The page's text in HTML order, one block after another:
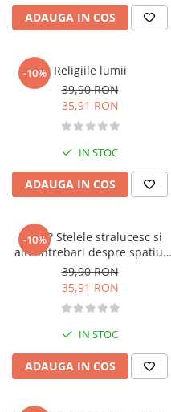
Memorii si jurnale
Moderna, contemporana
Publicistica, eseu
Romance
Science Fiction
Young adult
Filologie, Filosofie
Filologie
Filosofie
Filosofie, Stiinte
Gastronomie
Alimentatie vegetariana
Arte si tehnici culinare
Bauturi si cocktailuri
Bucatari celebri
Conservarea si pastrarea
Ghiduri de calatorie, harti
ADAUGA IN COS
-10% Religiile lumii
39,90 RON
35,91 RON
IN STOC
ADAUGA IN COS
-10%
De ce? Stelele stralucesc si
alte intrebari despre spatiul
cosmic
39,90 RON
35,91 RON
IN STOC
ADAUGA IN COS